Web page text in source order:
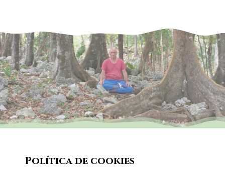
Lobsang Zopa
Política de cookies